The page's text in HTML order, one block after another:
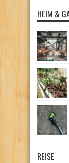
HEIM &
REISE